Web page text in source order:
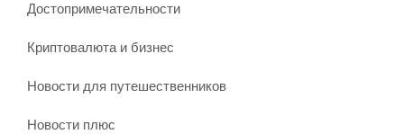
Достопримечательности
Криптовалюта и бизнес
Новости для путешественников
Новости плюс